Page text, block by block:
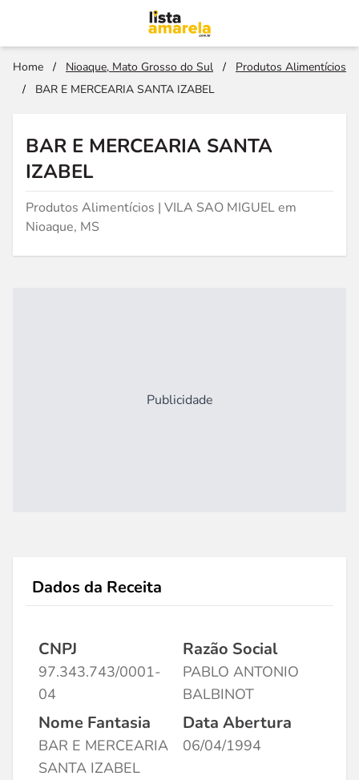
Home / Nioaque, Mato Grosso do Sul /
Produtos Alimentícios
/
BAR E MERCEARIA SANTA IZABEL
BAR E MERCEARIA SANTA
IZABEL
Produtos Alimentícios | VILA SAO MIGUEL em
Nioaque, MS
Publicidade
Dados da Receita
CNPJ
97.343.743/0001-
04
Razão Social
PABLO ANTONIO
BALBINOT
Nome Fantasia
BAR E MERCEARIA
SANTA IZABEL
Data Abertura
06/04/1994